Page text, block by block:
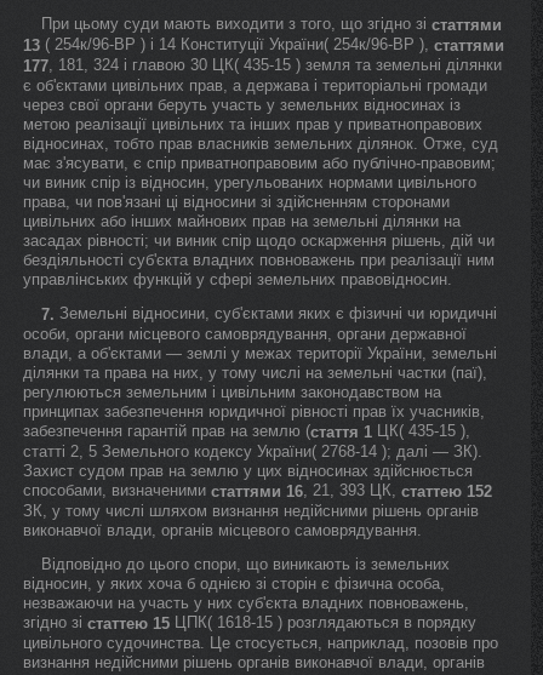
При цьому суди мають виходити з того, що згідно зі статтями
13 ( 254к/96-ВР ) і 14 Конституції України( 254к/96-ВР ), статтями
177, 181, 324 і главою 30 ЦК( 435-15 ) земля та земельні ділянки
є об'єктами цивільних прав, а держава і територіальні громади
через свої органи беруть участь у земельних відносинах із
метою реалізації цивільних та інших прав у приватноправових
відносинах, тобто прав власників земельних ділянок. Отже, суд
має з'ясувати, є спір приватноправовим або публічно-правовим;
чи виник спір із відносин, урегульованих нормами цивільного
права, чи пов'язані ці відносини зі здійсненням сторонами
цивільних або інших майнових прав на земельні ділянки на
засадах рівності; чи виник спір щодо оскарження рішень, дій чи
бездіяльності суб'єкта владних повноважень при реалізації ним
управлінських функцій у сфері земельних правовідносин.
7. Земельні відносини, суб'єктами яких є фізичні чи юридичні
особи, органи місцевого самоврядування, органи державної
влади, а об'єктами — землі у межах території України, земельні
ділянки та права на них, у тому числі на земельні частки (паї),
регулюються земельним і цивільним законодавством на
принципах забезпечення юридичної рівності прав їх учасників,
забезпечення гарантій прав на землю (стаття 1 ЦК( 435-15 ),
статті 2, 5 Земельного кодексу України( 2768-14 ); далі — ЗК).
Захист судом прав на землю у цих відносинах здійснюється
способами, визначеними статтями 16, 21, 393 ЦК, статтею 152
ЗК, у тому числі шляхом визнання недійсними рішень органів
виконавчої влади, органів місцевого самоврядування.
Відповідно до цього спори, що виникають із земельних
відносин, у яких хоча б однією зі сторін є фізична особа,
незважаючи на участь у них суб'єкта владних повноважень,
згідно зі статтею 15 ЦПК( 1618-15 ) розглядаються в порядку
цивільного судочинства. Це стосується, наприклад, позовів про
визнання недійсними рішень органів виконавчої влади, органів